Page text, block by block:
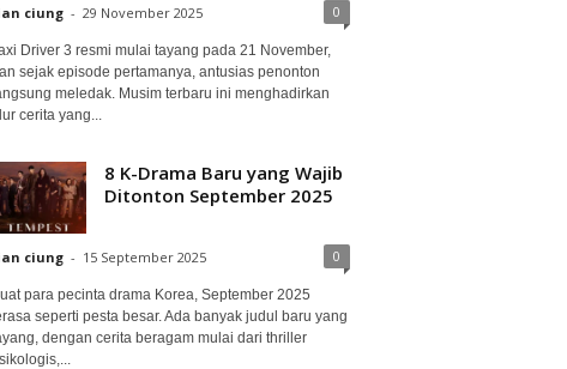
ciung - 29 November 2025 0
Driver 3 resmi mulai tayang pada 21 November,
sejak episode pertamanya, antusias penonton
meledak. Musim terbaru ini menghadirkan
cerita yang...
8 K-Drama Baru yang Wajib
Ditonton September 2025
ciung - 15 September 2025 0
para pecinta drama Korea, September 2025
seperti pesta besar. Ada banyak judul baru yang
dengan cerita beragam mulai dari thriller